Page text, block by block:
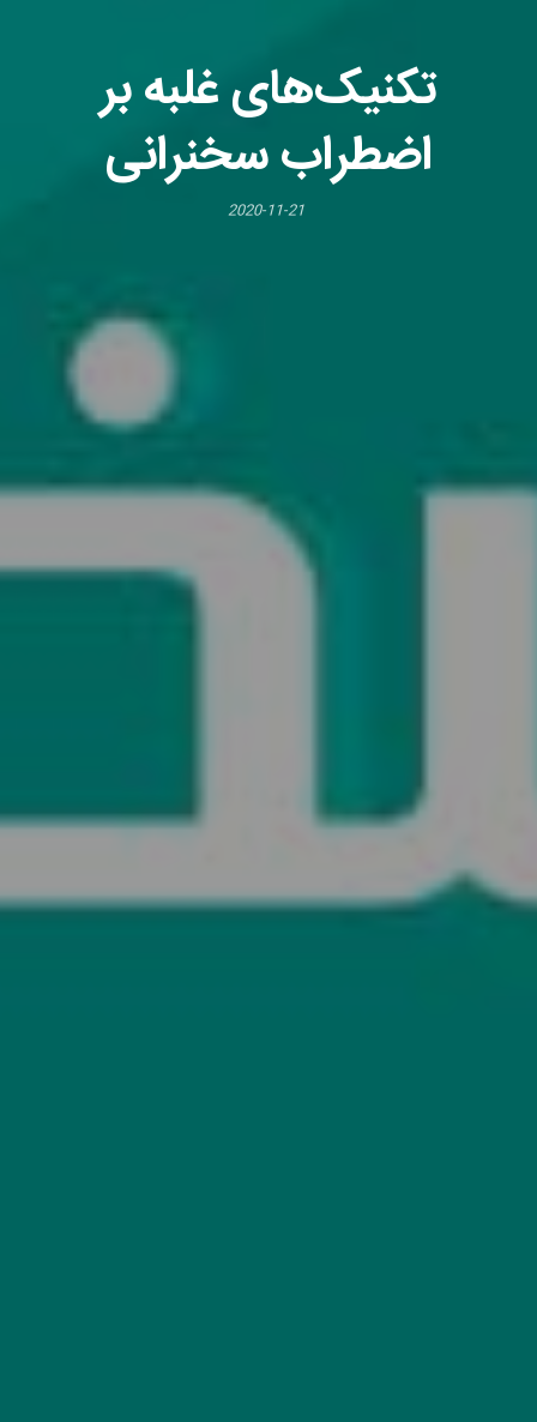
تکنیک‌های غلبه بر
اضطراب سخنرانی
2020-11-21